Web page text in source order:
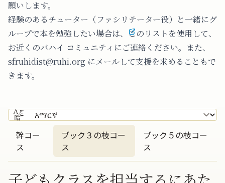
願いします。
経験のあるチューター（ファシリテーター役）と一緒にグ
ループで本を勉強したい場合は、 このリストを使用して、
お近くのバハイ コミュニティにご連絡 ください。また、
sfruhidist@ruhi.org にメールして支援を求めることもで
きます。
幹コー
ス
ブック３の枝コー
ス
ブック５の枝コー
ス